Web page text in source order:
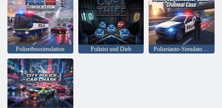
Polizeibussimulation Polizist und Dieb Polizeiauto-Simulator-Spiel Kriminalfall